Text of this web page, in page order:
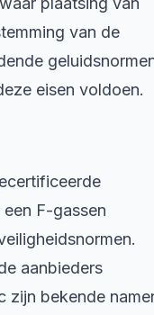
van de
eisen voldoen.
F-gassen
aanbieders
zijn bekende